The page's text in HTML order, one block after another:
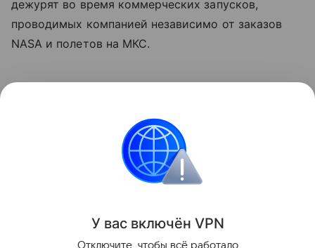
дежурят во время коммерческих запусков,
проводимых компанией независимо от заказов
NASA и полетов на МКС.
Ранее мы
Илон Маск
Поделиться
У вас включён VPN
Отключите, чтобы всё работало